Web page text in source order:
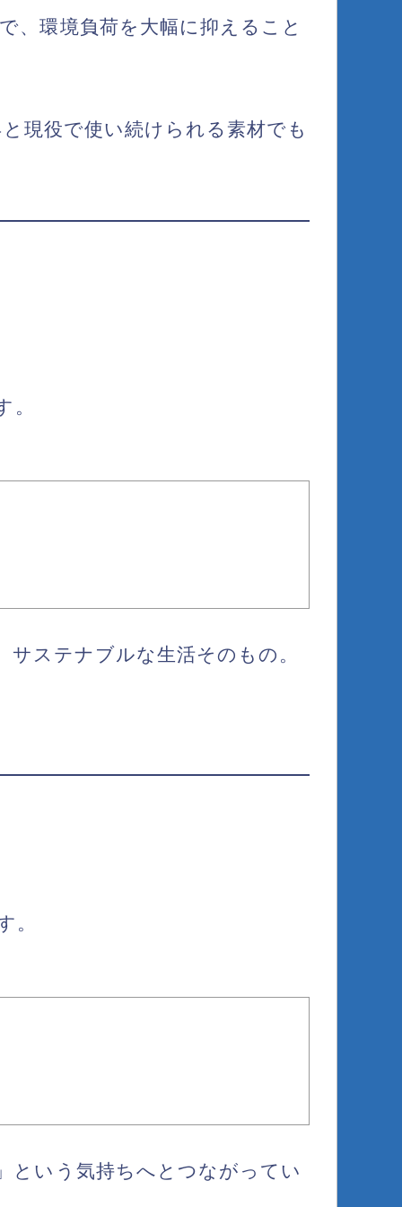
、環境負荷を大幅に抑えること
現役で使い続けられる素材でも
。
ステナブルな生活そのもの。
。
という気持ちへとつながってい